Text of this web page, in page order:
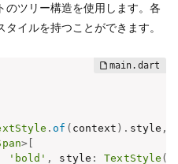
のツリー構造を使用します。各
イルを持つことができます。
.of ( context ) . style ,
>[
'bold' , style : TextStyle (